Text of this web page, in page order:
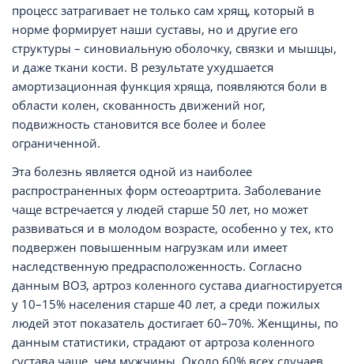
процесс затрагивает не только сам хрящ, который в
норме формирует наши суставы, но и другие его
структуры – синовиальную оболочку, связки и мышцы,
и даже ткани кости. В результате ухудшается
амортизационная функция хряща, появляются боли в
области колен, скованность движений ног,
подвижность становится все более и более
ограниченной.
Эта болезнь является одной из наиболее
распространенных форм остеоартрита. Заболевание
чаще встречается у людей старше 50 лет, но может
развиваться и в молодом возрасте, особенно у тех, кто
подвержен повышенным нагрузкам или имеет
наследственную предрасположенность. Согласно
данным ВОЗ, артроз коленного сустава диагностируется
у 10–15% населения старше 40 лет, а среди пожилых
людей этот показатель достигает 60–70%. Женщины, по
данным статистики, страдают от артроза коленного
сустава чаще, чем мужчины. Около 60% всех случаев